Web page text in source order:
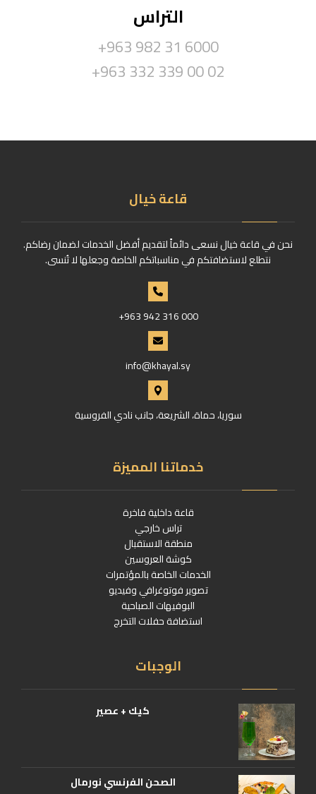
التراس
+963 982 31 6000
+963 332 339 00 02
قاعة خيال
نحن في قاعة خيال نسعى دائماً لتقديم أفضل الخدمات لضمان رضاكم.
نتطلع لاستضافتكم في مناسباتكم الخاصة وجعلها لا تُنسى.
+963 942 316 000
info@khayal.sy
سوريا، حماة، الشريعة، جانب نادي الفروسية
خدماتنا المميزة
قاعة داخلية فاخرة
تراس خارجي
منطقة الاستقبال
كوشة العروسين
الخدمات الخاصة بالمؤتمرات
تصوير فوتوغرافي وفيديو
البوفيهات الصباحية
استضافة حفلات التخرج
الوجبات
كيك + عصير
الصحن الفرنسي نورمال